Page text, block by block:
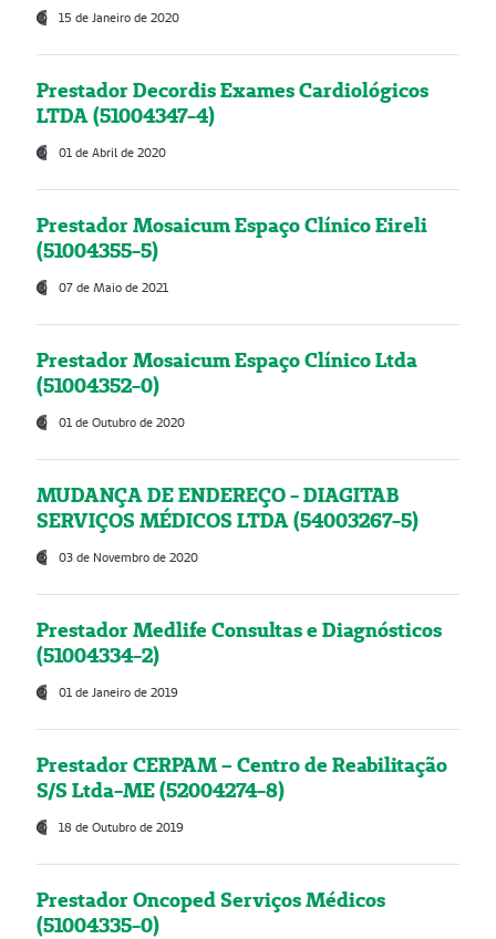
15 de Janeiro de 2020
Prestador Decordis Exames Cardiológicos
LTDA (51004347-4)
01 de Abril de 2020
Prestador Mosaicum Espaço Clínico Eireli
(51004355-5)
07 de Maio de 2021
Prestador Mosaicum Espaço Clínico Ltda
(51004352-0)
01 de Outubro de 2020
MUDANÇA DE ENDEREÇO - DIAGITAB
SERVIÇOS MÉDICOS LTDA (54003267-5)
03 de Novembro de 2020
Prestador Medlife Consultas e Diagnósticos
(51004334-2)
01 de Janeiro de 2019
Prestador CERPAM – Centro de Reabilitação
S/S Ltda-ME (52004274-8)
18 de Outubro de 2019
Prestador Oncoped Serviços Médicos
(51004335-0)